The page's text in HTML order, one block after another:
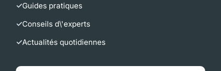
Guides pratiques
Conseils d\'experts
Actualités quotidiennes